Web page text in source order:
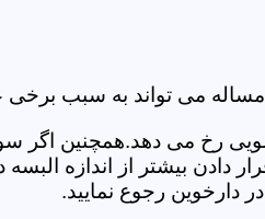
می تواند به سبب برخی
رخ می دهد.همچنین اگر
بیشتر از اندازه
دارخوین رجوع نمایید.